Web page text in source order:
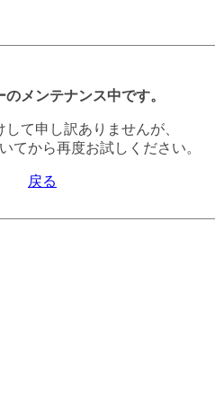
メンテナンス中です。
して申し訳ありませんが、
てから再度お試しください。
戻る